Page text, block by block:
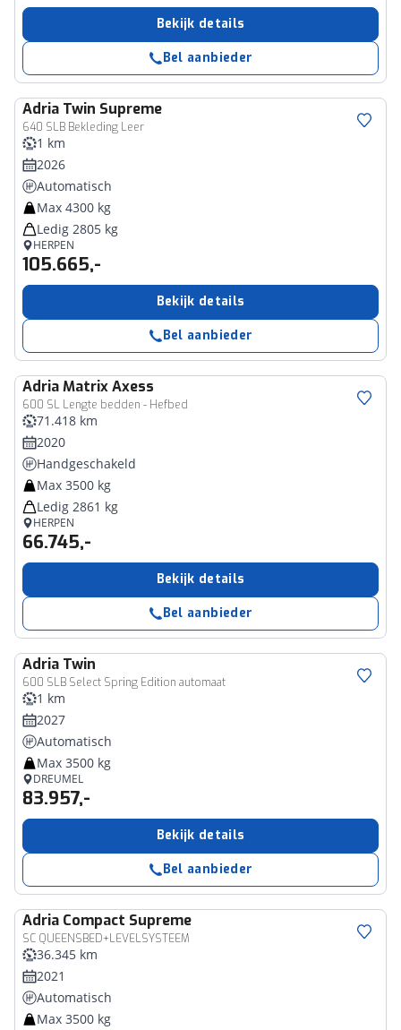
Bekijk details
Bel aanbieder
Adria Twin Supreme
640 SLB Bekleding Leer
1 km
2026
Automatisch
Max 4300 kg
Ledig 2805 kg
HERPEN
105.665,-
Bekijk details
Bel aanbieder
AdriaMatrix Axess
600 SL Lengte bedden - Hefbed
71.418 km
2020
Handgeschakeld
Max 3500 kg
Ledig 2861 kg
HERPEN
66.745,-
Bekijk details
Bel aanbieder
Adria Twin
600 SLB Select Spring Edition automaat
1 km
2027
Automatisch
Max 3500 kg
DREUMEL
83.957,-
Bekijk details
Bel aanbieder
Adria Compact Supreme
SC QUEENSBED+LEVELSYSTEEM
36.345 km
2021
Automatisch
Max 3500 kg